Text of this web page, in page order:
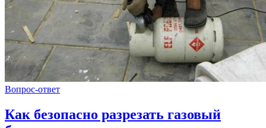
Вопрос-ответ
Как безопасно разрезать газовый